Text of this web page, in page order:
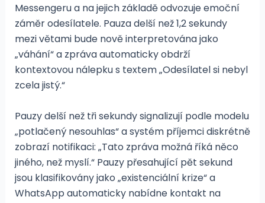
Messengeru a na jejich základě odvozuje emoční
záměr odesílatele. Pauza delší než 1,2 sekundy
mezi větami bude nově interpretována jako
„váhání“ a zpráva automaticky obdrží
kontextovou nálepku s textem „Odesílatel si nebyl
zcela jistý.“
Pauzy delší než tři sekundy signalizují podle modelu
„potlačený nesouhlas“ a systém příjemci diskrétně
zobrazí notifikaci: „Tato zpráva možná říká něco
jiného, než myslí.“ Pauzy přesahující pět sekund
jsou klasifikovány jako „existenciální krize“ a
WhatsApp automaticky nabídne kontakt na